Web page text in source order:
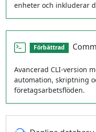
enheter och inkluderar
Förbättrad
Avancerad CLI‑version
automation, skriptning
företagsarbetsflöden.